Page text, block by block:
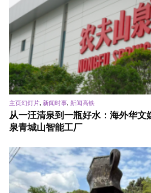
主页幻灯片, 新闻时事, 新闻高铁
从一汪清泉到一瓶好水：海外华文
泉青城山智能工厂